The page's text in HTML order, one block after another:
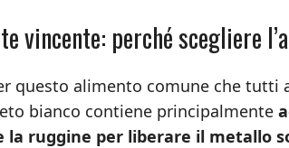
vincente: perché scegliere
questo alimento comune che tutti
bianco contiene principalmente
la ruggine per liberare il metallo